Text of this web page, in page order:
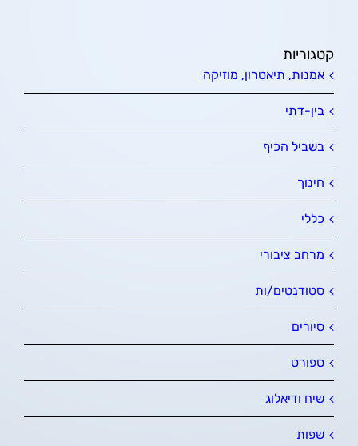
קטגוריות
אמנות, תיאטרון, מוזיקה
בין-דתי
בשביל הכיף
חינוך
כללי
מרחב ציבורי
סטודנטים/ות
סיורים
ספורט
שיח ודיאלוג
שפות